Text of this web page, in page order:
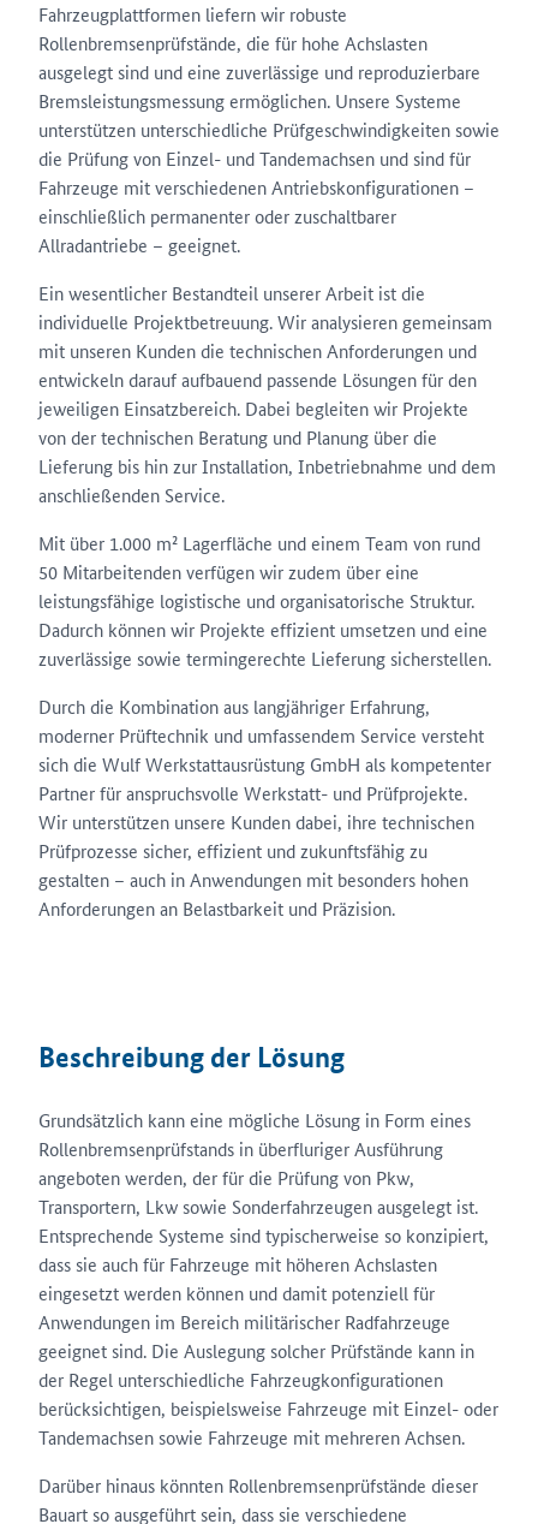
Fahrzeugplattformen liefern wir robuste
Rollenbremsenprüfstände, die für hohe Achslasten
ausgelegt sind und eine zuverlässige und reproduzierbare
Bremsleistungsmessung ermöglichen. Unsere Systeme
unterstützen unterschiedliche Prüfgeschwindigkeiten sowie
die Prüfung von Einzel- und Tandemachsen und sind für
Fahrzeuge mit verschiedenen Antriebskonfigurationen –
einschließlich permanenter oder zuschaltbarer
Allradantriebe – geeignet.
Ein wesentlicher Bestandteil unserer Arbeit ist die
individuelle Projektbetreuung. Wir analysieren gemeinsam
mit unseren Kunden die technischen Anforderungen und
entwickeln darauf aufbauend passende Lösungen für den
jeweiligen Einsatzbereich. Dabei begleiten wir Projekte
von der technischen Beratung und Planung über die
Lieferung bis hin zur Installation, Inbetriebnahme und dem
anschließenden Service.
Mit über 1.000 m² Lagerfläche und einem Team von rund
50 Mitarbeitenden verfügen wir zudem über eine
leistungsfähige logistische und organisatorische Struktur.
Dadurch können wir Projekte effizient umsetzen und eine
zuverlässige sowie termingerechte Lieferung sicherstellen.
Durch die Kombination aus langjähriger Erfahrung,
moderner Prüftechnik und umfassendem Service versteht
sich die Wulf Werkstattausrüstung GmbH als kompetenter
Partner für anspruchsvolle Werkstatt- und Prüfprojekte.
Wir unterstützen unsere Kunden dabei, ihre technischen
Prüfprozesse sicher, effizient und zukunftsfähig zu
gestalten – auch in Anwendungen mit besonders hohen
Anforderungen an Belastbarkeit und Präzision.
Beschreibung der Lösung
Grundsätzlich kann eine mögliche Lösung in Form eines
Rollenbremsenprüfstands in überfluriger Ausführung
angeboten werden, der für die Prüfung von Pkw,
Transportern, Lkw sowie Sonderfahrzeugen ausgelegt ist.
Entsprechende Systeme sind typischerweise so konzipiert,
dass sie auch für Fahrzeuge mit höheren Achslasten
eingesetzt werden können und damit potenziell für
Anwendungen im Bereich militärischer Radfahrzeuge
geeignet sind. Die Auslegung solcher Prüfstände kann in
der Regel unterschiedliche Fahrzeugkonfigurationen
berücksichtigen, beispielsweise Fahrzeuge mit Einzel- oder
Tandemachsen sowie Fahrzeuge mit mehreren Achsen.
Darüber hinaus könnten Rollenbremsenprüfstände dieser
Bauart so ausgeführt sein, dass sie verschiedene